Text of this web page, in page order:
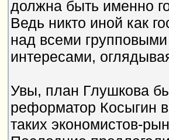
должна быть именно
Ведь никто иной как
над всеми
интересами,
Увы, план Глушкова
реформатор Косыгин
таких экономистов-